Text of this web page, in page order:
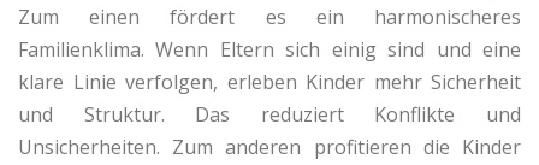
Zum einen fördert es ein harmonischeres
Familienklima. Wenn Eltern sich einig sind und eine
klare Linie verfolgen, erleben Kinder mehr Sicherheit
und Struktur. Das reduziert Konflikte und
Unsicherheiten. Zum anderen profitieren die Kinder